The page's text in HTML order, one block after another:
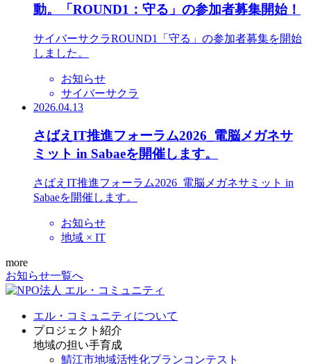
動。「ROUND1：守る」の参加者募集開始！
サイバーサクラROUND1「守る」の参加者募集を開始
しました。
お知らせ
サイバーサクラ
2026.04.13
さばえIT推進フォーラム2026_電脳メガネサ
ミット in Sabaeを開催します。
さばえIT推進フォーラム2026_電脳メガネサミット in
Sabaeを開催します。
お知らせ
地域 × IT
more
お知らせ一覧へ
エル・コミュニティについて
プロジェクト紹介
地域の担い手育成
鯖江市地域活性化プランコンテスト